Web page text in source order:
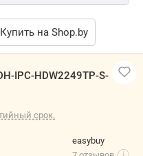
Купить на Shop.by